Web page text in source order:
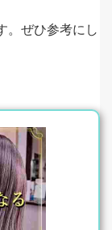
。ぜひ参考にし